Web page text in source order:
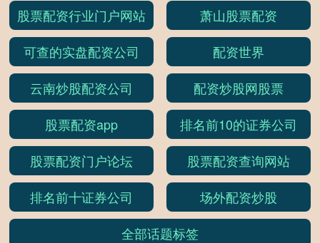
股票配资行业门户网站
萧山股票配资
可查的实盘配资公司
配资世界
云南炒股配资公司
配资炒股网股票
股票配资app
排名前10的证券公司
股票配资门户论坛
股票配资查询网站
排名前十证券公司
场外配资炒股
全部话题标签